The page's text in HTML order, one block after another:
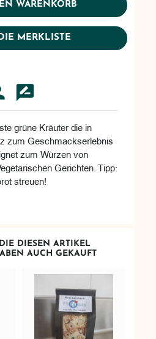
WARENKORB
MERKLISTE
grüne Kräuter die in
zum Geschmackserlebnis
zum Würzen von
Gerichten. Tipp:
streuen!
DIESEN ARTIKEL
AUCH GEKAUFT